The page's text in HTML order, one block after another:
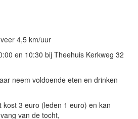
4,5 km/uur
en 10:30 bij Theehuis Kerkweg 32
neem voldoende eten en drinken
kost 3 euro (leden 1 euro) en kan
van de tocht,